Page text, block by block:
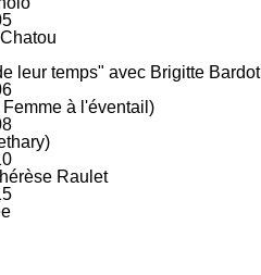
leur temps" avec Brigitte Bardot
à l'éventail)
Raulet